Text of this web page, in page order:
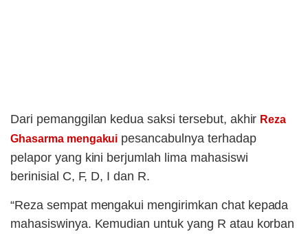
Dari pemanggilan kedua saksi tersebut, akhir Reza
Ghasarma mengakui pesancabulnya terhadap
pelapor yang kini berjumlah lima mahasiswi
berinisial C, F, D, I dan R.
“Reza sempat mengakui mengirimkan chat kepada
mahasiswinya. Kemudian untuk yang R atau korban